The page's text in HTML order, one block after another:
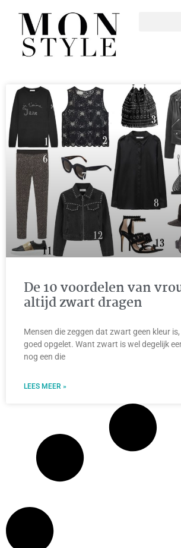
De 10 voordelen van
altijd zwart dragen
Mensen die zeggen dat zwart geen kleur
goed opgelet. Want zwart is wel degelijk
nog een die
LEES MEER »